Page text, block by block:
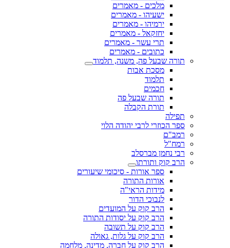
מלכים - מאמרים
ישעיהו - מאמרים
ירמיהו - מאמרים
יחזקאל - מאמרים
תרי עשר - מאמרים
כתובים - מאמרים
תורה שבעל פה, משנה, תלמוד
מסכת אבות
תלמוד
חכמים
תורה שבעל פה
תורת הקבלה
תפילה
ספר הכוזרי לרבי יהודה הלוי
רמב"ם
רמח"ל
רבי נחמן מברסלב
הרב קוק ותורתו
ספר אורות - סיכומי שיעורים
אורות התורה
מידות הראי"ה
לנבוכי הדור
הרב קוק על המועדים
הרב קוק על יסודות התורה
הרב קוק על תשובה
הרב קוק על גלות, גאולה
הרב קוק על חברה, מדינה, מלחמה